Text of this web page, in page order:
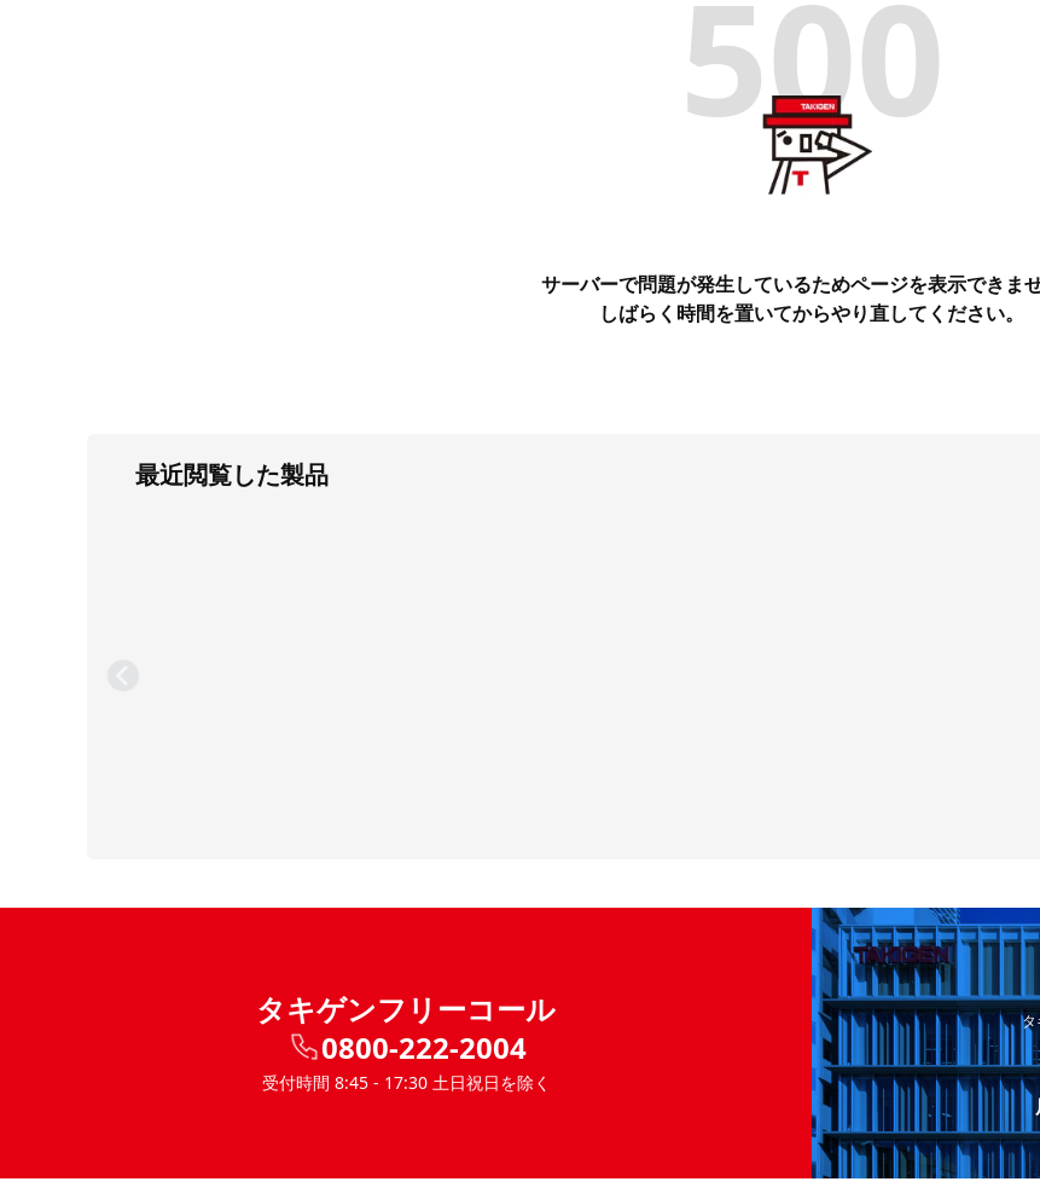
500
サーバーで問題が発生しているためページを表示できませ
しばらく時間を置いてからやり直してください。
最近閲覧した製品
タキゲンフリーコール
0800-222-2004
受付時間 8:45 - 17:30 土日祝日を除く
タ